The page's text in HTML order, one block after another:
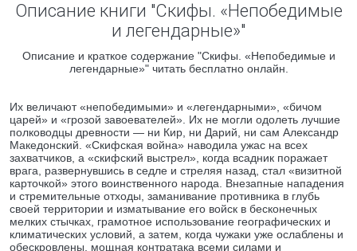
Описание книги "Скифы. «Непобедимые
и легендарные»"
Описание и краткое содержание "Скифы. «Непобедимые и
легендарные»" читать бесплатно онлайн.
Их величают «непобедимыми» и «легендарными», «бичом
царей» и «грозой завоевателей». Их не могли одолеть лучшие
полководцы древности — ни Кир, ни Дарий, ни сам Александр
Македонский. «Скифская война» наводила ужас на всех
захватчиков, а «скифский выстрел», когда всадник поражает
врага, развернувшись в седле и стреляя назад, стал «визитной
карточкой» этого воинственного народа. Внезапные нападения
и стремительные отходы, заманивание противника в глубь
своей территории и изматывание его войск в бесконечных
мелких стычках, грамотное использование географических и
климатических условий, а затем, когда чужаки уже ослаблены и
обескровлены, мощная контратака всеми силами и